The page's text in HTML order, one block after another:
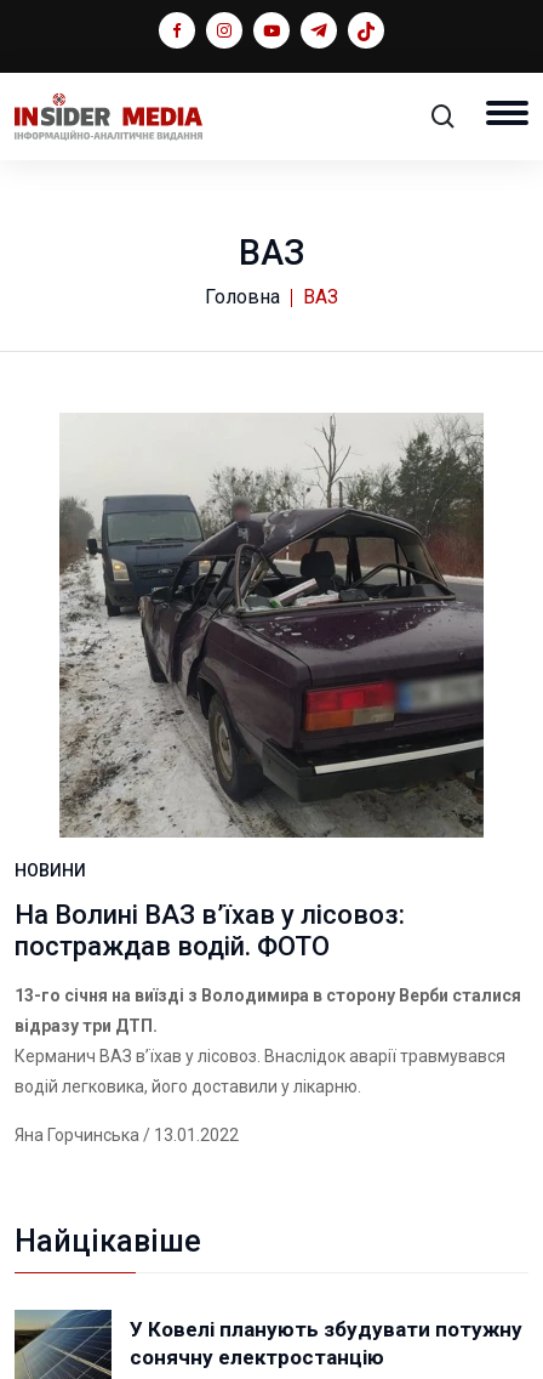
ВАЗ
Головна ВАЗ
НОВИНИ
На Волині ВАЗ в’їхав у лісовоз:
постраждав водій. ФОТО
13-го січня на виїзді з Володимира в сторону Верби сталися
відразу три ДТП.
Керманич ВАЗ в’їхав у лісовоз. Внаслідок аварії травмувався
водій легковика, його доставили у лікарню.
Яна Горчинська / 13.01.2022
Найцікавіше
У Ковелі планують збудувати потужну
сонячну електростанцію